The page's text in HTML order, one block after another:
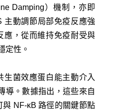
Damping）機制，亦即
主動調節局部免疫反應強
應，從而維持免疫耐受與
定性。
生菌效應蛋白能主動介入
導。數據指出，這些來自
NF-κB 路徑的關鍵節點